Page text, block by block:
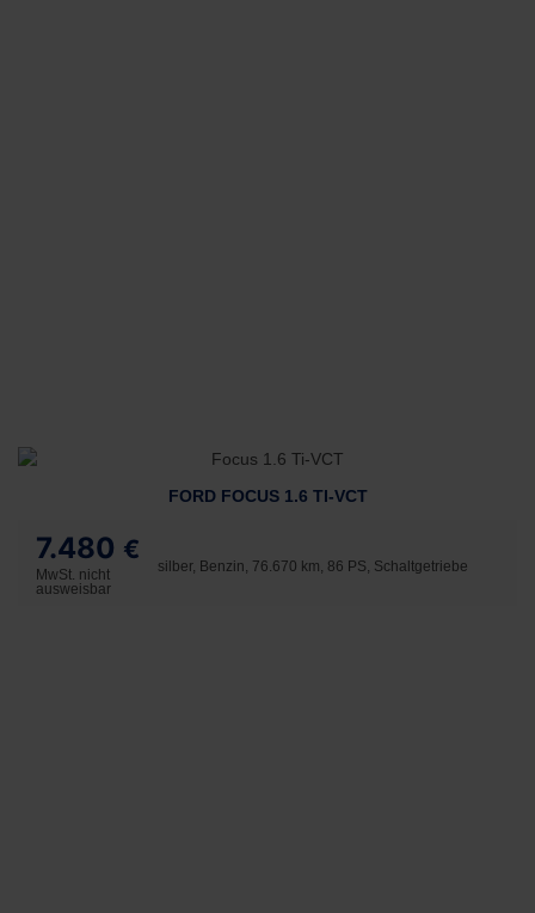
FORD FOCUS 1.6 TI-VCT
7.480 €
MwSt. nicht
ausweisbar
silber, Benzin, 76.670 km, 86 PS, Schaltgetriebe